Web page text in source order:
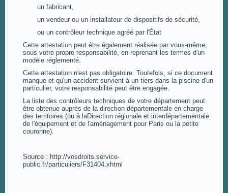
un fabricant,
un vendeur ou un installateur de dispositifs de sécurité,
ou un contrôleur technique agréé par l'État
Cette attestation peut être également réalisée par vous-même,
sous votre propre responsabilité, en reprenant les termes d'un
modèle réglementé.
Cette attestation n'est pas obligatoire. Toutefois, si ce document
manque et qu'un accident survient à un tiers dans la piscine d'un
particulier, votre responsabilité peut être engagée.
La liste des contrôleurs techniques de votre département peut
être obtenue auprès de la direction départementale en charge
des territoires (ou à laDirection régionale et interdépartementale
de l'équipement et de l'aménagement pour Paris ou la petite
couronne).
Source : http://vosdroits.service-
public.fr/particuliers/F31404.xhtml